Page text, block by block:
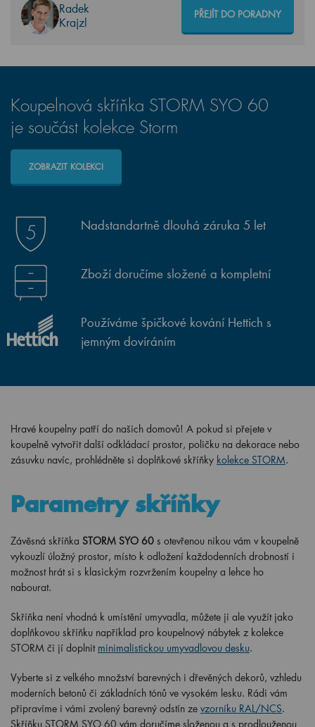
Radek
Krajzl
PŘEJÍT DO PORADNY
Koupelnová skříňka STORM SYO 60
je součást kolekce Storm
ZOBRAZIT KOLEKCI
Nadstandartně dlouhá záruka 5 let
Zboží doručíme složené a kompletní
Používáme špičkové kování Hettich s
jemným dovíráním
Hravé koupelny patří do našich domovů! A pokud si přejete v
koupelně vytvořit další odkládací prostor, poličku na dekorace nebo
zásuvku navíc, prohlédněte si doplňkové skříňky kolekce STORM.
Parametry skříňky
Závěsná skříňka STORM SYO 60 s otevřenou nikou vám v koupelně
vykouzlí úložný prostor, místo k odložení každodenních drobností i
možnost hrát si s klasickým rozvržením koupelny a lehce ho
nabourat.
Skříňka není vhodná k umístění umyvadla, můžete ji ale využít jako
doplňkovou skříňku například pro koupelnový nábytek z kolekce
STORM či jí doplnit minimalistickou umyvadlovou desku.
Vyberte si z velkého množství barevných i dřevěných dekorů, vzhledu
moderních betonů či základních tónů ve vysokém lesku. Rádi vám
připravíme i vámi zvolený barevný odstín ze vzorníku RAL/NCS.
Skříňku STORM SYO 60 vám doručíme složenou a s prodlouženou